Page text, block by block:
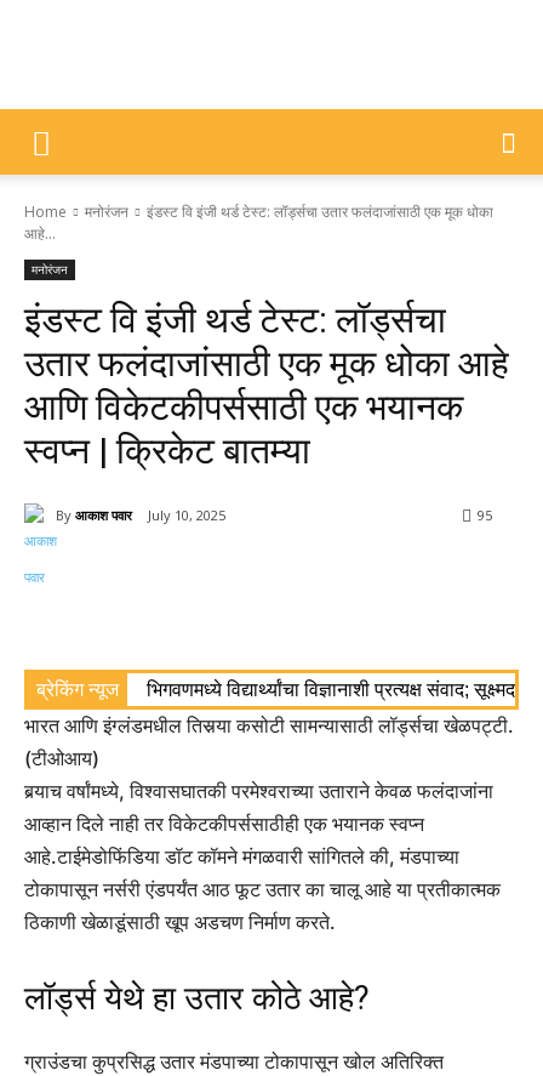
DIVYAJYOTI
SAMACHAR
Home मनोरंजन
इंडस्ट वि इंजी थर्ड टेस्ट: लॉर्ड्सचा उतार फलंदाजांसाठी एक मूक धोका
आहे...
मनोरंजन
इंडस्ट वि इंजी थर्ड टेस्ट: लॉर्ड्सचा
उतार फलंदाजांसाठी एक मूक धोका आहे
आणि विकेटकीपर्ससाठी एक भयानक
स्वप्न | क्रिकेट बातम्या
By आकाश पवार July 10, 2025 95
ब्रेकिंग न्यूज भिगवणमध्ये विद्यार्थ्यांचा विज्ञानाशी प्रत्यक्ष संवाद;
भारत आणि इंग्लंडमधील तिसर्‍या कसोटी सामन्यासाठी लॉर्ड्सचा खेळपट्टी.
(टीओआय)
बर्‍याच वर्षांमध्ये, विश्वासघातकी परमेश्वराच्या उताराने केवळ फलंदाजांना
आव्हान दिले नाही तर विकेटकीपर्ससाठीही एक भयानक स्वप्न
आहे.टाईमेडोफिंडिया डॉट कॉमने मंगळवारी सांगितले की, मंडपाच्या
टोकापासून नर्सरी एंडपर्यंत आठ फूट उतार का चालू आहे या प्रतीकात्मक
ठिकाणी खेळाडूंसाठी खूप अडचण निर्माण करते.
लॉर्ड्स येथे हा उतार कोठे आहे?
ग्राउंडचा कुप्रसिद्ध उतार मंडपाच्या टोकापासून खोल अतिरिक्त